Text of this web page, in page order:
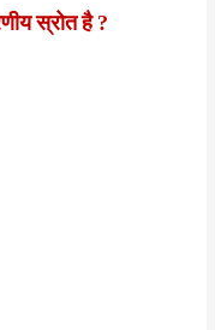
स्रोत है ?